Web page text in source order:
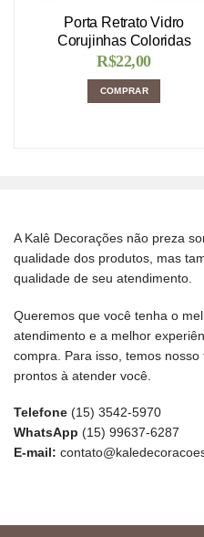
Porta Retrato Vidro
Corujinhas Coloridas
R$22,00
COMPRAR
A Kalê Decorações não preza
qualidade dos produtos, mas
qualidade de seu atendimento.
Queremos que você tenha o
atendimento e a melhor
compra. Para isso, temos nosso
prontos à atender você.
Telefone (15) 3542-5970
WhatsApp (15) 99637-6287
E-mail: